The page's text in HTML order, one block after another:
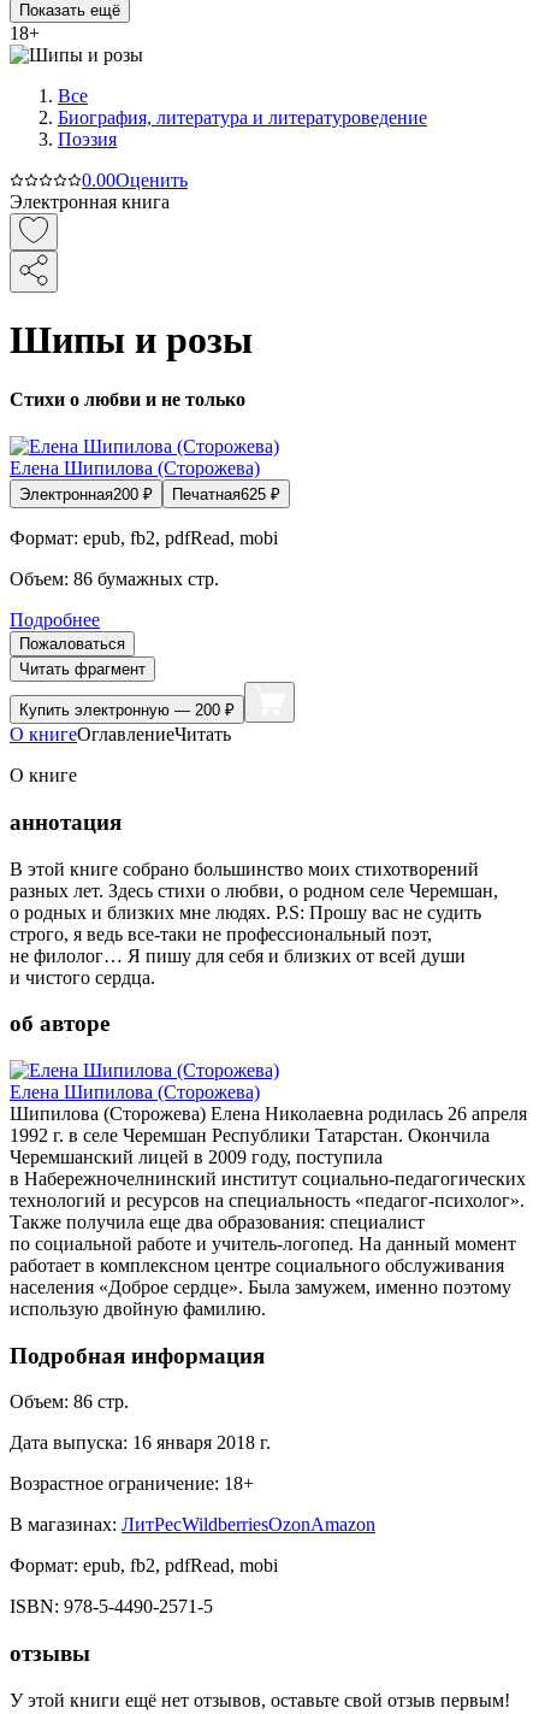
Показать ещё
18+
Все
Биография, литература и литературоведение
Поэзия
0.00Оценить
Электронная книга
Шипы и розы
Стихи о любви и не только
Елена Шипилова (Сторожева)
Электронная200 ₽ Печатная625 ₽
Формат: epub, fb2, pdfRead, mobi
Объем: 86 бумажных стр.
Подробнее
Пожаловаться
Читать фрагмент
Купить электронную — 200 ₽
О книгеОглавлениеЧитать
О книге
аннотация
В этой книге собрано большинство моих стихотворений
разных лет. Здесь стихи о любви, о родном селе Черемшан,
о родных и близких мне людях. P.S: Прошу вас не судить
строго, я ведь все-таки не профессиональный поэт,
не филолог… Я пишу для себя и близких от всей души
и чистого сердца.
об авторе
Елена Шипилова (Сторожева)
Шипилова (Сторожева) Елена Николаевна родилась 26 апреля
1992 г. в селе Черемшан Республики Татарстан. Окончила
Черемшанский лицей в 2009 году, поступила
в Набережночелнинский институт социально-педагогических
технологий и ресурсов на специальность «педагог-психолог».
Также получила еще два образования: специалист
по социальной работе и учитель-логопед. На данный момент
работает в комплексном центре социального обслуживания
населения «Доброе сердце». Была замужем, именно поэтому
использую двойную фамилию.
Подробная информация
Объем: 86 стр.
Дата выпуска: 16 января 2018 г.
Возрастное ограничение: 18+
В магазинах: ЛитРесWildberriesOzonAmazon
Формат: epub, fb2, pdfRead, mobi
ISBN: 978-5-4490-2571-5
отзывы
У этой книги ещё нет отзывов, оставьте свой отзыв первым!